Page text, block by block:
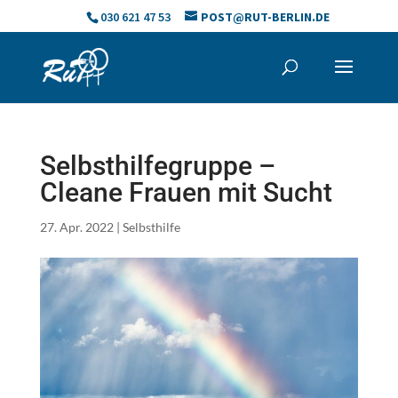
030 621 47 53 POST@RUT-BERLIN.DE
Selbsthilfegruppe –
Cleane Frauen mit Sucht
27. Apr. 2022 | Selbsthilfe